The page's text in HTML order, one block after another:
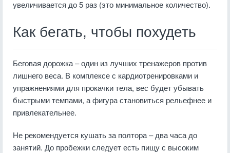
увеличивается до 5 раз (это минимальное количество).
Как бегать, чтобы похудеть
Беговая дорожка – один из лучших тренажеров против
лишнего веса. В комплексе с кардиотренировками и
упражнениями для прокачки тела, вес будет убывать
быстрыми темпами, а фигура становиться рельефнее и
привлекательнее.
Не рекомендуется кушать за полтора – два часа до
занятий. До пробежки следует есть пищу с высоким